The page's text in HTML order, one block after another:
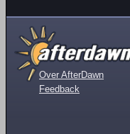
Over AfterDawn
Feedback